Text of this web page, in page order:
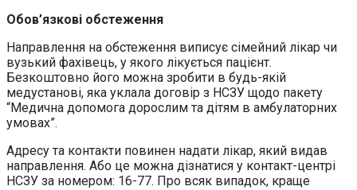
Обов’язкові обстеження
Направлення на обстеження виписує сімейний лікар чи
вузький фахівець, у якого лікується пацієнт.
Безкоштовно його можна зробити в будь-якій
медустанові, яка уклала договір з НСЗУ щодо пакету
“Медична допомога дорослим та дітям в амбулаторних
умовах”.
Адресу та контакти повинен надати лікар, який видав
направлення. Або це можна дізнатися у контакт-центрі
НСЗУ за номером: 16-77. Про всяк випадок, краще